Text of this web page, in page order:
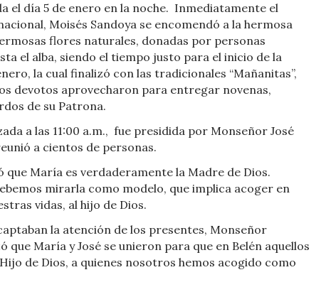
el día 5 de enero en la noche. Inmediatamente el
Moisés Sandoya se encomendó a la hermosa
flores naturales, donadas por personas
el alba, siendo el tiempo justo para el inicio de la
la cual finalizó con las tradicionales “Mañanitas”,
devotos aprovecharon para entregar novenas,
de su Patrona.
a las 11:00 a.m., fue presidida por Monseñor José
a cientos de personas.
María es verdaderamente la Madre de Dios.
mirarla como modelo, que implica acoger en
vidas, al hijo de Dios.
la atención de los presentes, Monseñor
que María y José se unieron para que en Belén aquellos
de Dios, a quienes nosotros hemos acogido como